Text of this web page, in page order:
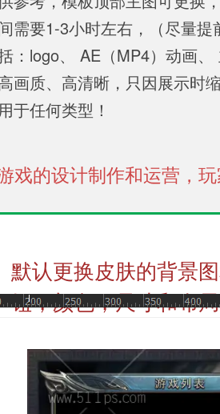
需要1-3小时左右，（尽量
：logo、 AE（MP4）动画
画质、高清晰，只因展示时
于任何类型！
戏的设计制作和运营，
默认更换皮肤的背景
钮，颜色，尺寸和布